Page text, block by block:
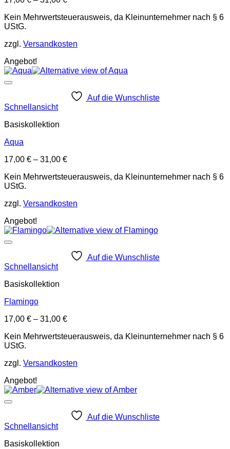
Kein Mehrwertsteuerausweis, da Kleinunternehmer nach § 6
UStG.
zzgl. Versandkosten
Angebot!
Auf die Wunschliste
Schnellansicht
Basiskollektion
Aqua
17,00 € – 31,00 €
Kein Mehrwertsteuerausweis, da Kleinunternehmer nach § 6
UStG.
zzgl. Versandkosten
Angebot!
Auf die Wunschliste
Schnellansicht
Basiskollektion
Flamingo
17,00 € – 31,00 €
Kein Mehrwertsteuerausweis, da Kleinunternehmer nach § 6
UStG.
zzgl. Versandkosten
Angebot!
Auf die Wunschliste
Schnellansicht
Basiskollektion